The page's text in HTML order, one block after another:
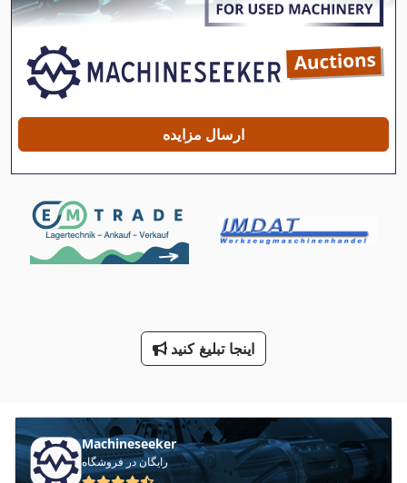
قاب پرس های هیدرولیک
قفسه
قفسه بالا
قفسه مواد
قفسه های ذخیره سازی
قفسه های ذخیره سازی G
قفسه های مستمر قطعات کوچک
مش سبد قفسه
پاره پاره کننده شفت 2
ارسال مزایده
اینجا تبلیغ کنید
Machineseeker
رایگان در فروشگاه